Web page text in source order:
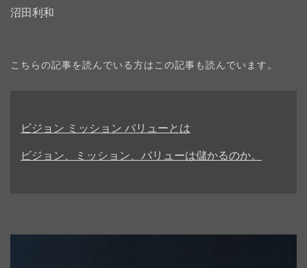
沼田利和
こちらの記事を読んでいる方はこの記事も読んでいます。
ビジョン ミッション バリューとは
ビジョン、ミッション、バリューは儲かるのか。